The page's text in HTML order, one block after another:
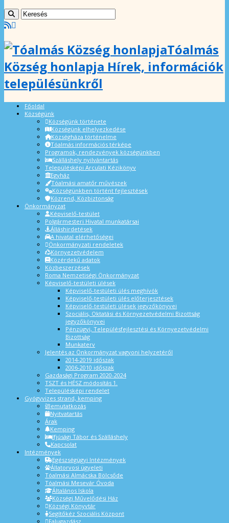
Tóalmás
Község honlapja Hírek, információk
településünkről
Főoldal
Községünk
Községünk története
Községünk elhelyezkedése
Községháza történelme
Tóalmás információs térképe
Programok, rendezvények községünkben
Szálláshely nyilvántartás
Településképi Arculati Kézikönyv
Egyház
Tóalmási amatőr művészek
Községünkben történt fejlesztések
Közrend, Közbiztonság
Önkormányzat
Képviselő-testület
Polgármesteri Hivatal munkatársai
Álláshirdetések
A hivatal elérhetőségei
Önkormányzati rendeletek
Környezetvédelem
Közérdekű adatok
Közbeszerzések
Roma Nemzetiségi Önkormányzat
Képviselő-testületi ülések
Képviselő-testületi ülés meghívók
Képviselő-testületi ülés előterjesztések
Képviselő-testületi ülések jegyzőkönyvei
Szociális, Oktatási és Környezetvédelmi Bizottság
jegyzőkönyvei
Pénzügyi, Településfejlesztési és Környezetvédelmi
Bizottság
Munkaterv
Jelentés az Önkormányzat vagyoni helyzetéről
2014-2019 időszak
2006-2010 időszak
Gazdasági Program 2020-2024
TSZT és HÉSZ módosítás 1.
Településképi rendelet
Gyógyvizes strand, kemping
Bemutatkozás
Nyitvatartás
Árak
Kemping
Ifjúsági Tábor és Szálláshely
Kapcsolat
Intézmények
Egészségügyi Intézmények
Állatorvosi ügyeleti
Tóalmási Almácska Bölcsőde
Tóalmási Mesevár Óvoda
Általános Iskola
Községi Művelődési Ház
Községi Könyvtár
Segítőkéz Szociális Központ
Falugazdász